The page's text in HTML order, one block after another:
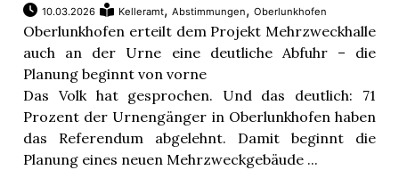
10.03.2026 Kelleramt,Abstimmungen,Oberlunkhofen
Oberlunkhofen erteilt dem Projekt Mehrzweckhalle
auch an der Urne eine deutliche Abfuhr – die
Planung beginnt von vorne
Das Volk hat gesprochen. Und das deutlich: 71
Prozent der Urnengänger in Oberlunkhofen haben
das Referendum abgelehnt. Damit beginnt die
Planung eines neuen Mehrzweckgebäude ...